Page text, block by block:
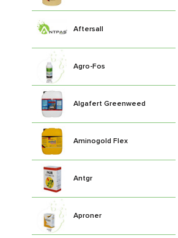
Aftersall
Agro-Fos
Algafert Greenweed
Aminogold Flex
Antgr
Aproner